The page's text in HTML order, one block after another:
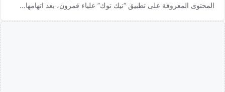
المحتوى المعروفة على تطبيق “تيك توك” علياء قمرون، بعد اتهامها…